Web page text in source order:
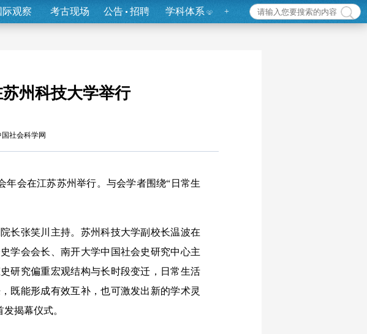
际观察 考古现场 公告 招聘 学科体系 +
州科技大学举行
国社会科学网
会在江苏苏州举行。与会学者围绕“日常生
张笑川主持。苏州科技大学副校长温波在
学会会长、南开大学中国社会史研究中心主
研究偏重宏观结构与长时段变迁，日常生活
既能形成有效互补，也可激发出新的学术灵
揭幕仪式。